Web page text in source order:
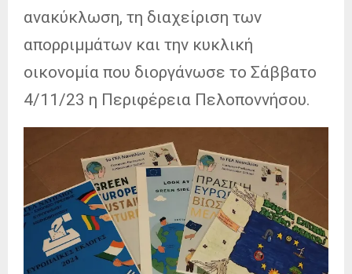
ανακύκλωση, τη διαχείριση των
απορριμμάτων και την κυκλική
οικονομία που διοργάνωσε το Σάββατο
4/11/23 η Περιφέρεια Πελοποννήσου.